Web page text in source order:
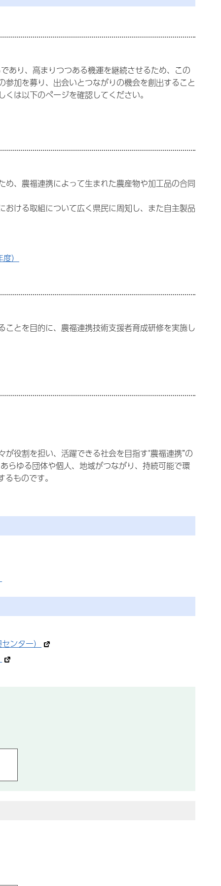
あり、高まりつつある機運を継続させるため、この
加を募り、出会いとつながりの機会を創出すること
は以下のページを確認してください。
、農福連携によって生まれた農産物や加工品の合同
ける取組について広く県民に周知し、また自主製品
）
とを目的に、農福連携技術支援者育成研修を実施し
が役割を担い、活躍できる社会を目指す"農福連携”の
らゆる団体や個人、地域がつながり、持続可能で環
ものです。
ンター）